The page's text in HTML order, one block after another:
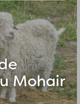
Mohair